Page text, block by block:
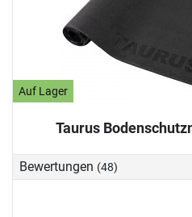
Auf Lager
Taurus
Bewertungen (48)